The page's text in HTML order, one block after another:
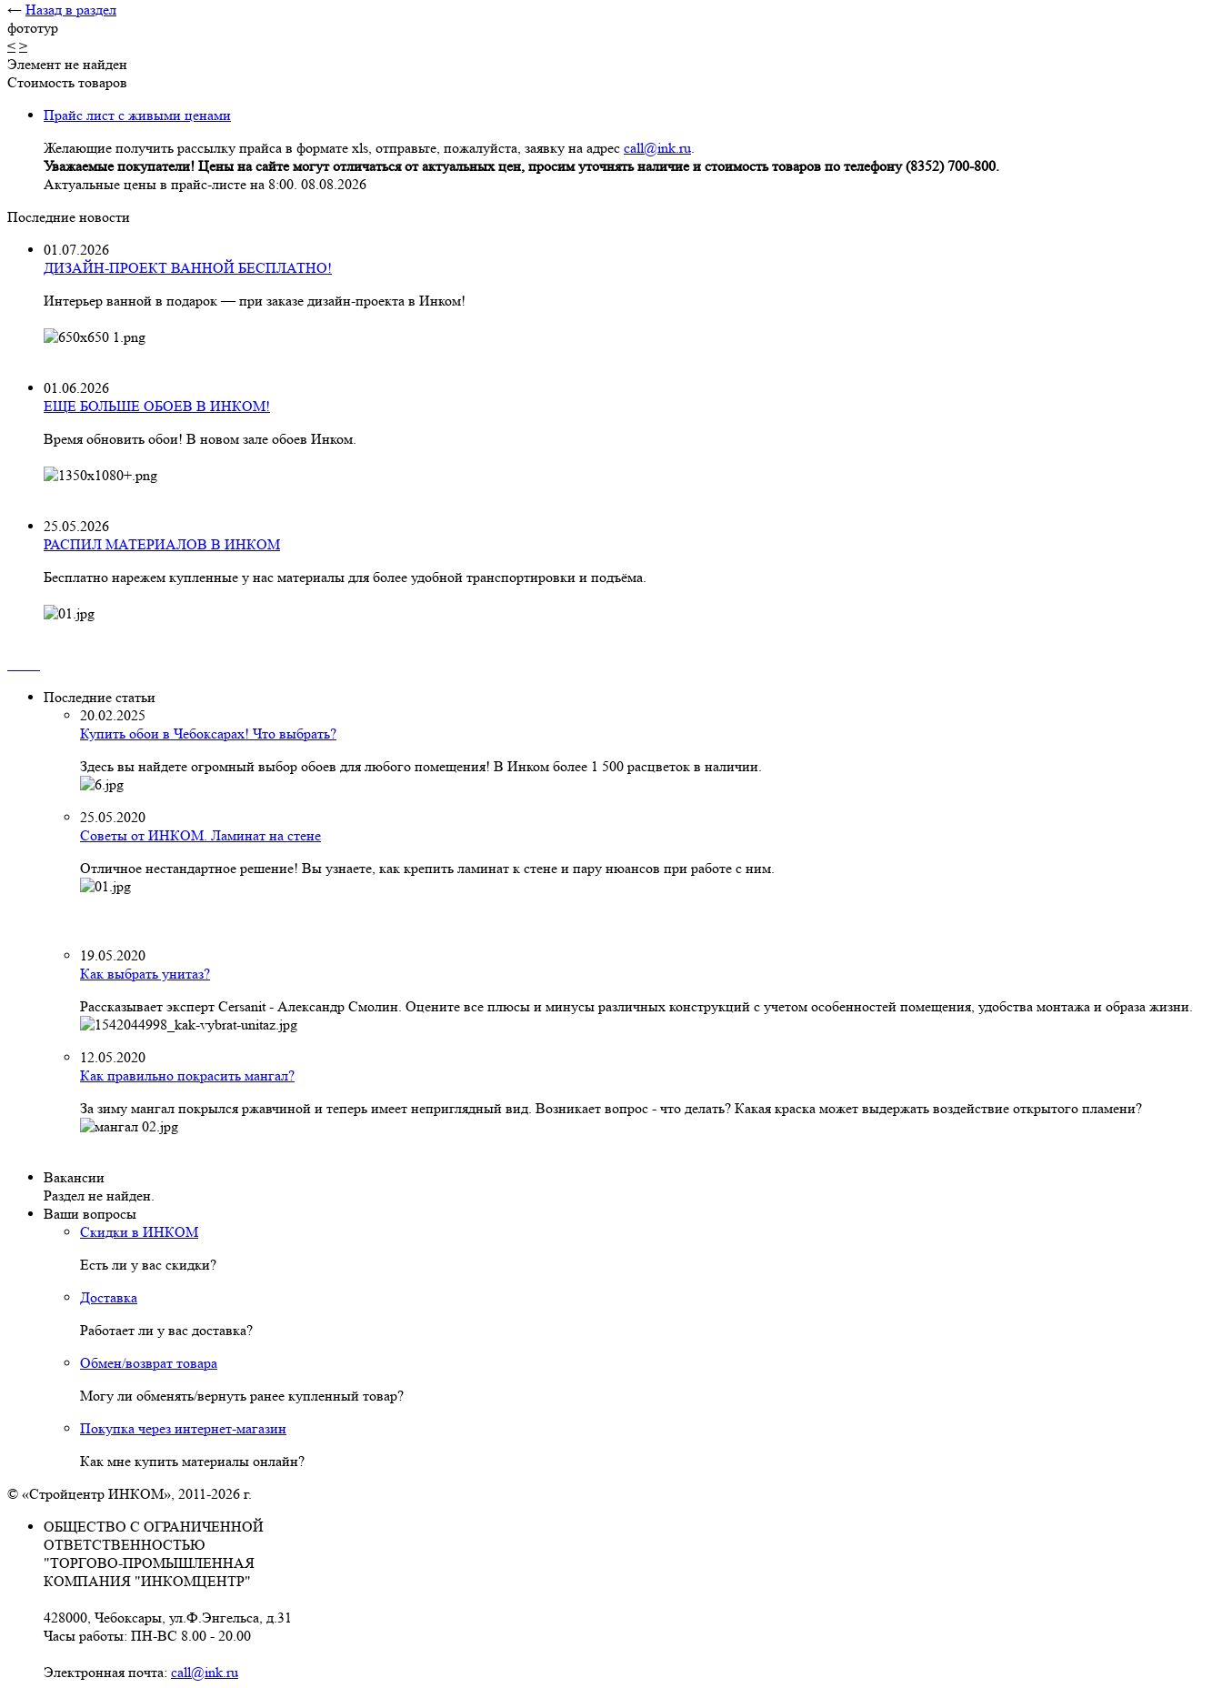
← Назад в раздел
фототур
< >
Элемент не найден
Стоимость товаров
Прайс лист с живыми ценами
Желающие получить рассылку прайса в формате xls, отправьте, пожалуйста, заявку на адрес call@ink.ru.
Уважаемые покупатели! Цены на сайте могут отличаться от актуальных цен, просим уточнять наличие и стоимость товаров по телефону (8352) 700-800.
Актуальные цены в прайс-листе на 8:00. 08.08.2026
Последние новости
01.07.2026
ДИЗАЙН-ПРОЕКТ ВАННОЙ БЕСПЛАТНО!
Интерьер ванной в подарок — при заказе дизайн‑проекта в Инком!
01.06.2026
ЕЩЕ БОЛЬШЕ ОБОЕВ В ИНКОМ!
Время обновить обои! В новом зале обоев Инком.
25.05.2026
РАСПИЛ МАТЕРИАЛОВ В ИНКОМ
Бесплатно нарежем купленные у нас материалы для более удобной транспортировки и подъёма.
Последние статьи
20.02.2025
Купить обои в Чебоксарах! Что выбрать?
Здесь вы найдете огромный выбор обоев для любого помещения! В Инком более 1 500 расцветок в наличии.
25.05.2020
Советы от ИНКОМ. Ламинат на стене
Отличное нестандартное решение! Вы узнаете, как крепить ламинат к стене и пару нюансов при работе с ним.
19.05.2020
Как выбрать унитаз?
Рассказывает эксперт Cersanit - Александр Смолин. Оцените все плюсы и минусы различных конструкций с учетом особенностей помещения, удобства монтажа и образа жизни.
12.05.2020
Как правильно покрасить мангал?
За зиму мангал покрылся ржавчиной и теперь имеет неприглядный вид. Возникает вопрос - что делать? Какая краска может выдержать воздействие открытого пламени?
Вакансии
Раздел не найден.
Ваши вопросы
Скидки в ИНКОМ
Есть ли у вас скидки?
Доставка
Работает ли у вас доставка?
Обмен/возврат товара
Могу ли обменять/вернуть ранее купленный товар?
Покупка через интернет-магазин
Как мне купить материалы онлайн?
© «Стройцентр ИНКОМ», 2011-2026 г.
ОБЩЕСТВО С ОГРАНИЧЕННОЙ
ОТВЕТСТВЕННОСТЬЮ
"ТОРГОВО-ПРОМЫШЛЕННАЯ
КОМПАНИЯ "ИНКОМЦЕНТР"
428000, Чебоксары, ул.Ф.Энгельса, д.31
Часы работы: ПН-ВС 8.00 - 20.00
Электронная почта: call@ink.ru